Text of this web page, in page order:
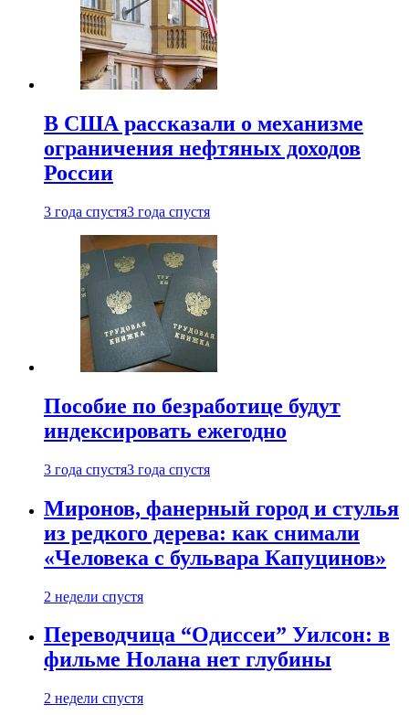
В США рассказали о механизме
ограничения нефтяных доходов
России
3 года спустя3 года спустя
Пособие по безработице будут
индексировать ежегодно
3 года спустя3 года спустя
Миронов, фанерный город и стулья
из редкого дерева: как снимали
«Человека с бульвара Капуцинов»
2 недели спустя
Переводчица “Одиссеи” Уилсон: в
фильме Нолана нет глубины
2 недели спустя